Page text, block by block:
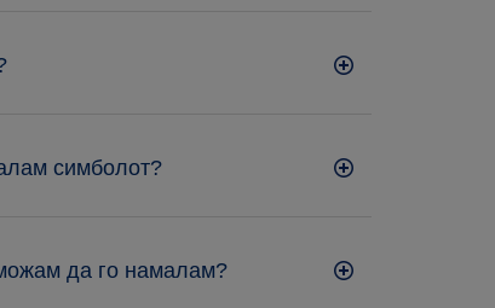
симболот?
да го намалам?